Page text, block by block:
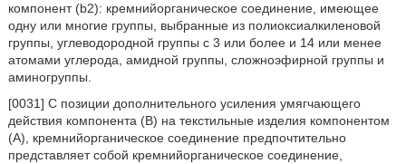
компонент (b2): кремнийорганическое соединение, имеющее
одну или многие группы, выбранные из полиоксиалкиленовой
группы, углеводородной группы с 3 или более и 14 или менее
атомами углерода, амидной группы, сложноэфирной группы и
аминогруппы.
[0031] С позиции дополнительного усиления умягчающего
действия компонента (В) на текстильные изделия компонентом
(А), кремнийорганическое соединение предпочтительно
представляет собой кремнийорганическое соединение,